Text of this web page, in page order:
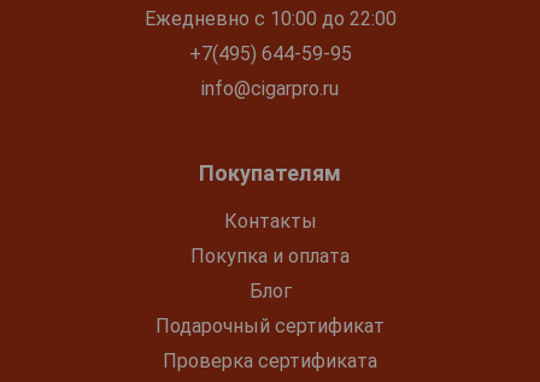
Ежедневно с 10:00 до 22:00
+7(495) 644-59-95
info@cigarpro.ru
Покупателям
Контакты
Покупка и оплата
Блог
Подарочный сертификат
Проверка сертификата